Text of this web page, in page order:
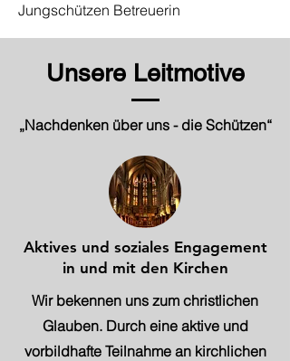
Jungschützen Betreuerin
Unsere Leitmotive
„Nachdenken über uns - die Schützen“
Aktives und soziales Engagement
in und mit den Kirchen
Wir bekennen uns zum christlichen
Glauben. Durch eine aktive und
vorbildhafte Teilnahme an kirchlichen